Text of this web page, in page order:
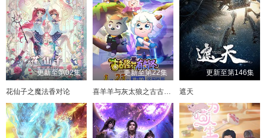
更新至第02集
花仙子之魔法香对论
更新至第22集
喜羊羊与灰太狼之古古怪界有古怪
更新至第146集
遮天